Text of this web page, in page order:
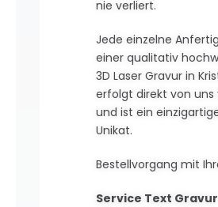
nie verliert.
Jede einzelne
einer qualitativ
3D Laser Gravur in
erfolgt direkt von uns
und ist ein
Unikat.
Bestellvorgang mit
Service Text Gravur